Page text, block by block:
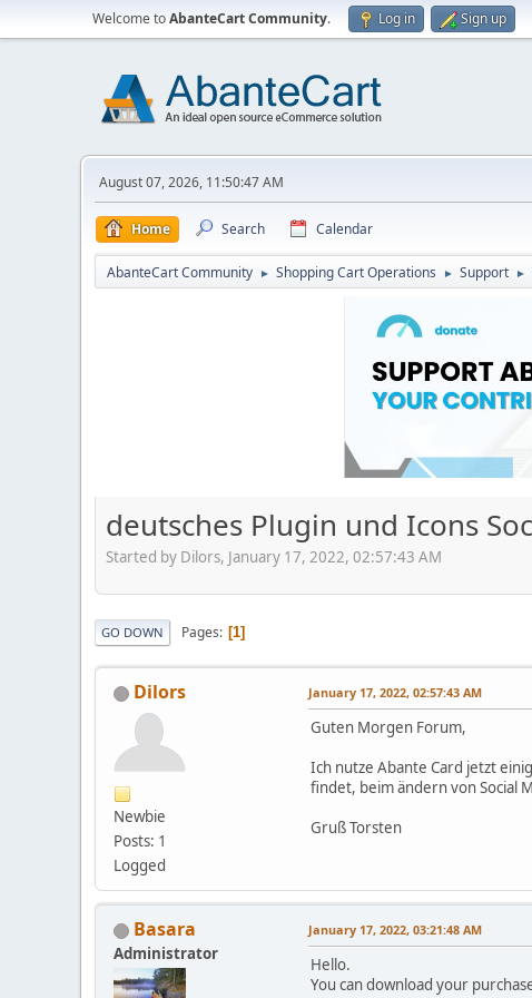
Welcome toAbanteCart Community. Log in Sign up
August 07, 2026, 11:50:47 AM
Home Search Calendar
AbanteCart Community ► Shopping Cart Operations ► Support ►
deutsches Plugin und Icons
Started by Dilors, January 17, 2022, 02:57:43 AM
GO DOWN Pages 1
Dilors
Newbie
Posts: 1
Logged
January 17, 2022, 02:57:43 AM
Guten Morgen Forum,
Ich nutze Abante Card jetzt
findet, beim ändern von Social
Gruß Torsten
Basara
Administrator
January 17, 2022, 03:21:48 AM
Hello.
You can download your